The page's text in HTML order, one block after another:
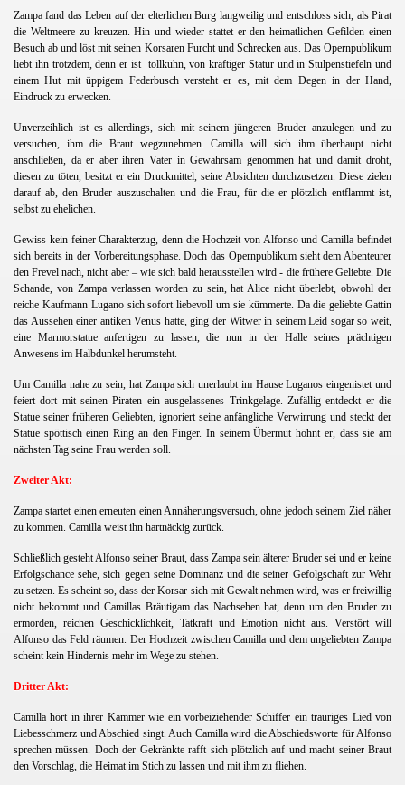
Zampa fand das Leben auf der elterlichen Burg langweilig und entschloss sich, als Pirat
die Weltmeere zu kreuzen. Hin und wieder stattet er den heimatlichen Gefilden einen
Besuch ab und löst mit seinen Korsaren Furcht und Schrecken aus. Das Opernpublikum
liebt ihn trotzdem, denn er ist tollkühn, von kräftiger Statur und in Stulpenstiefeln und
einem Hut mit üppigem Federbusch versteht er es, mit dem Degen in der Hand,
Eindruck zu erwecken.
Unverzeihlich ist es allerdings, sich mit seinem jüngeren Bruder anzulegen und zu
versuchen, ihm die Braut wegzunehmen. Camilla will sich ihm überhaupt nicht
anschließen, da er aber ihren Vater in Gewahrsam genommen hat und damit droht,
diesen zu töten, besitzt er ein Druckmittel, seine Absichten durchzusetzen. Diese zielen
darauf ab, den Bruder auszuschalten und die Frau, für die er plötzlich entflammt ist,
selbst zu ehelichen.
Gewiss kein feiner Charakterzug, denn die Hochzeit von Alfonso und Camilla befindet
sich bereits in der Vorbereitungsphase. Doch das Opernpublikum sieht dem Abenteurer
den Frevel nach, nicht aber – wie sich bald herausstellen wird - die frühere Geliebte. Die
Schande, von Zampa verlassen worden zu sein, hat Alice nicht überlebt, obwohl der
reiche Kaufmann Lugano sich sofort liebevoll um sie kümmerte. Da die geliebte Gattin
das Aussehen einer antiken Venus hatte, ging der Witwer in seinem Leid sogar so weit,
eine Marmorstatue anfertigen zu lassen, die nun in der Halle seines prächtigen
Anwesens im Halbdunkel herumsteht.
Um Camilla nahe zu sein, hat Zampa sich unerlaubt im Hause Luganos eingenistet und
feiert dort mit seinen Piraten ein ausgelassenes Trinkgelage. Zufällig entdeckt er die
Statue seiner früheren Geliebten, ignoriert seine anfängliche Verwirrung und steckt der
Statue spöttisch einen Ring an den Finger. In seinem Übermut höhnt er, dass sie am
nächsten Tag seine Frau werden soll.
Zweiter Akt:
Zampa startet einen erneuten einen Annäherungsversuch, ohne jedoch seinem Ziel näher
zu kommen. Camilla weist ihn hartnäckig zurück.
Schließlich gesteht Alfonso seiner Braut, dass Zampa sein älterer Bruder sei und er keine
Erfolgschance sehe, sich gegen seine Dominanz und die seiner Gefolgschaft zur Wehr
zu setzen. Es scheint so, dass der Korsar sich mit Gewalt nehmen wird, was er freiwillig
nicht bekommt und Camillas Bräutigam das Nachsehen hat, denn um den Bruder zu
ermorden, reichen Geschicklichkeit, Tatkraft und Emotion nicht aus. Verstört will
Alfonso das Feld räumen. Der Hochzeit zwischen Camilla und dem ungeliebten Zampa
scheint kein Hindernis mehr im Wege zu stehen.
Dritter Akt:
Camilla hört in ihrer Kammer wie ein vorbeiziehender Schiffer ein trauriges Lied von
Liebesschmerz und Abschied singt. Auch Camilla wird die Abschiedsworte für Alfonso
sprechen müssen. Doch der Gekränkte rafft sich plötzlich auf und macht seiner Braut
den Vorschlag, die Heimat im Stich zu lassen und mit ihm zu fliehen.